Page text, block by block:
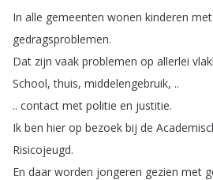
In alle gemeenten wonen kinderen met
gedragsproblemen.
Dat zijn vaak problemen op allerlei
School,thuis, middelengebruik, ..
.. contact met politie en justitie.
Ik ben hier op bezoek bij de
Risicojeugd.
En daar worden jongeren gezien met